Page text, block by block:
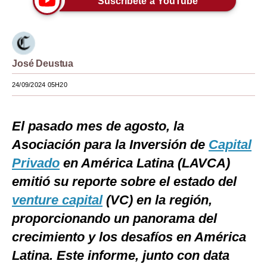
Moda
Estilos
Mundo
EEUU
España
Internacional
Tecnología
Club del Suscriptor
G de Gestión
José Deustua
24/09/2024 05H20
El pasado mes de agosto, la
Asociación para la Inversión de Capital
Privado en América Latina (LAVCA)
emitió su reporte sobre el estado del
venture capital(VC) en la región,
proporcionando un panorama del
crecimiento y los desafíos en América
Latina. Este informe, junto con data